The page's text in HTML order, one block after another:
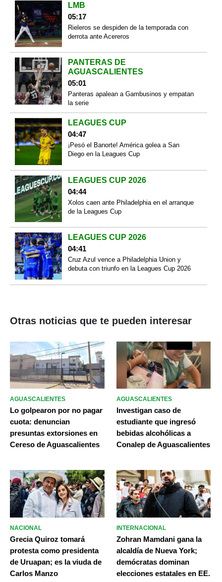
LMB
05:17
Rieleros se despiden de la temporada con
derrota ante Acereros
PANTERAS DE
AGUASCALIENTES
05:01
Panteras apalean a Gambusinos y empatan
la serie
LEAGUES CUP
04:47
¡Pesó el Banorte! América golea a San
Diego en la Leagues Cup
LEAGUES CUP 2026
04:44
Xolos caen ante Philadelphia en el arranque
de la Leagues Cup
LEAGUES CUP 2026
04:41
Cruz Azul vence a Philadelphia Union y
debuta con triunfo en la Leagues Cup 2026
Otras noticias que te pueden interesar
AGUASCALIENTES
Lo golpearon por no pagar
cuota: denuncian
presuntas extorsiones en
Cereso de Aguascalientes
AGUASCALIENTES
Investigan caso de
estudiante que ingresó
bebidas alcohólicas a
Conalep de Aguascalientes
NACIONAL
Grecia Quiroz tomará
protesta como presidenta
de Uruapan; es la viuda de
Carlos Manzo
INTERNACIONAL
Zohran Mamdani gana la
alcaldía de Nueva York;
demócratas dominan
elecciones estatales en EE.